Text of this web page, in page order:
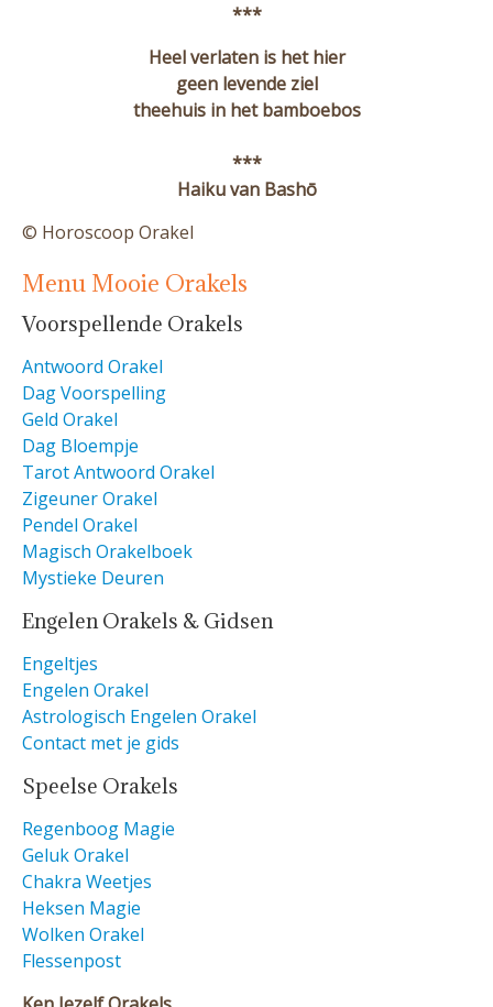
***
Heel verlaten is het hier
geen levende ziel
theehuis in het bamboebos
***
Haiku van Bashō
© Horoscoop Orakel
Menu Mooie Orakels
Voorspellende Orakels
Antwoord Orakel
Dag Voorspelling
Geld Orakel
Dag Bloempje
Tarot Antwoord Orakel
Zigeuner Orakel
Pendel Orakel
Magisch Orakelboek
Mystieke Deuren
Engelen Orakels & Gidsen
Engeltjes
Engelen Orakel
Astrologisch Engelen Orakel
Contact met je gids
Speelse Orakels
Regenboog Magie
Geluk Orakel
Chakra Weetjes
Heksen Magie
Wolken Orakel
Flessenpost